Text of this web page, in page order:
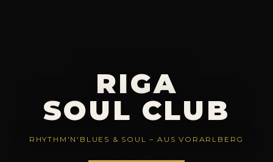
RIGA
SOUL CLUB
RHYTHM'N'BLUES & SOUL – AUS VORARLBERG